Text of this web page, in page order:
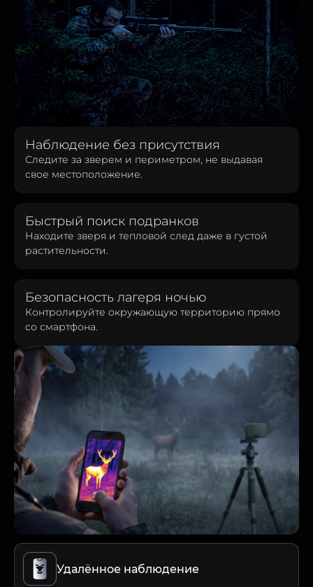
Наблюдение без присутствия
Следите за зверем и периметром, не выдавая
свое местоположение.
Быстрый поиск подранков
Находите зверя и тепловой след даже в густой
растительности.
Безопасность лагеря ночью
Контролируйте окружающую территорию прямо
со смартфона.
Удалённое наблюдение